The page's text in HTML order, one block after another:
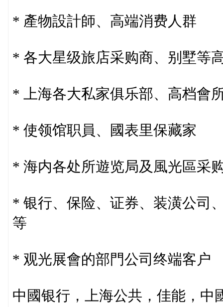
* 產物設計師、高端消费人群
* 各大星级旅店采购商、别墅等
* 上海各大私家俱乐部、高档會
* 使领馆职員、國表里保藏家
* 海内各处所遊览局及風光區采
* 银行、保险、证券、装潢公司
等
* 观光展會的部門公司终端客户
中國银行，上海公共，佳能，中